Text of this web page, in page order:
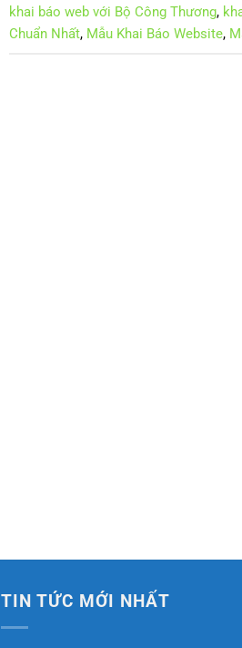
khai báo web với Bộ Công Thương,
Chuẩn Nhất, Mẫu Khai Báo Website,
TIN TỨC MỚI NHẤT